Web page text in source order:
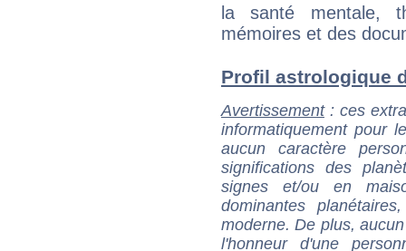
la santé mentale,
mémoires et des
Profil astrologique
Avertissement: ces
informatiquement pour
aucun caractère
significations des
signes et/ou en
dominantes
moderne. De plus,
l'honneur d'une